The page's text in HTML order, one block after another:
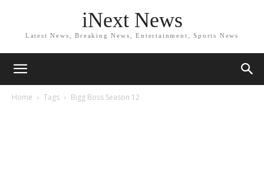
iNext News
Latest News, Breaking News, Entertainment, Sports News
Home Tags Bigg Boss Season 12